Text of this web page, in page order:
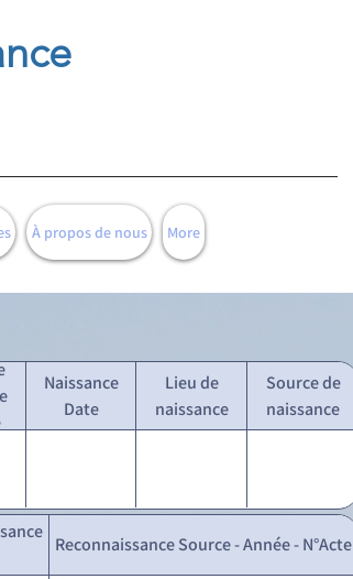
À propos de nous More
Naissance
Date
Lieu de
naissance
Source de
naissance
Reconnaissance Source - Année - N°Acte